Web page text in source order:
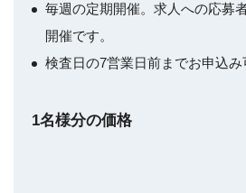
毎週の定期開催。求人への応募
開催です。
検査日の7営業日前までお申込み
1名様分の価格